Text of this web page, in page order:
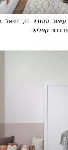
סטודיו דו, דניאל
דרור קאליש